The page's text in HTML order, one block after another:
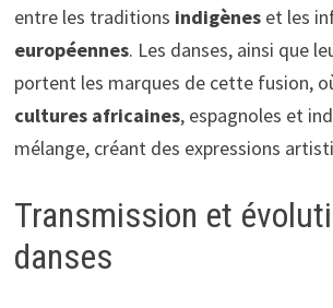
entre les traditions indigèneset les
européennes. Les danses, ainsi que
portent les marques de cette fusion,
cultures africaines, espagnoles et
mélange, créant des expressions
Transmission et
danses